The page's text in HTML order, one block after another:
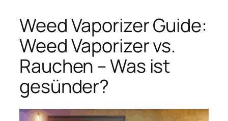
Weed Vaporizer Guide:
Weed Vaporizer vs.
Rauchen – Was ist
gesünder?